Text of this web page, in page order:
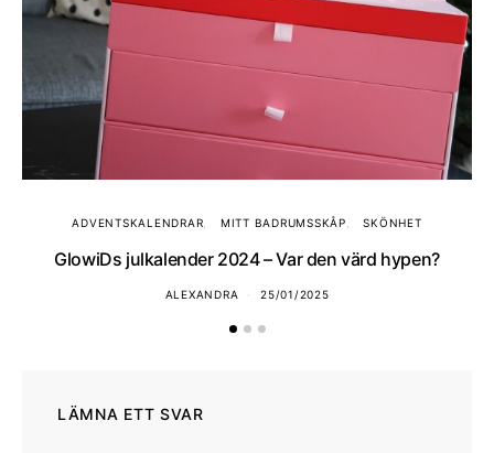
ADVENTSKALENDRAR MITT BADRUMSSKÅP SKÖNHET
GlowiDs julkalender 2024 – Var den värd hypen?
ALEXANDRA 25/01/2025
LÄMNA ETT SVAR